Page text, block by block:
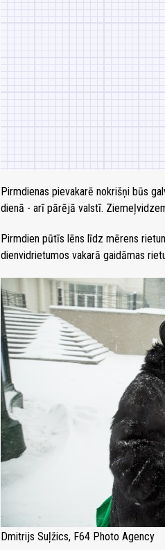
Pirmdienas pievakarē nokrišņi būs
dienā - arī pārējā valstī.
Pirmdien pūtīs lēns līdz mērens
dienvidrietumos vakarā gaidāmas
Dmitrijs Suļžics, F64 Photo Agency